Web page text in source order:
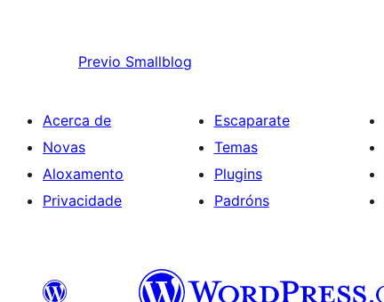
Previo Smallblog
Acerca de
Novas
Aloxamento
Privacidade
Escaparate
Temas
Plugins
Padróns